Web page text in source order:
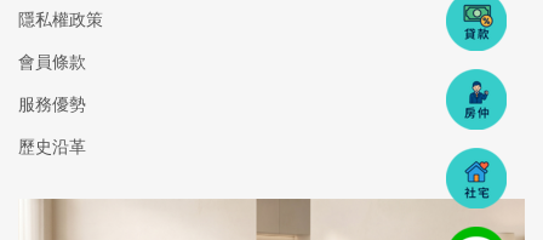
隱私權政策
會員條款
服務優勢
歷史沿革